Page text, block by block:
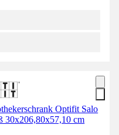
Optifit Salo
30x206,80x57,10 cm